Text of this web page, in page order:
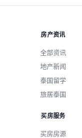
房产资讯
全部资讯
地产新闻
泰国留学
旅居泰国
买房服务
买房房源